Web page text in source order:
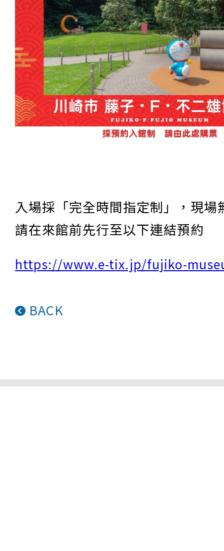
入場採「完全時間指定制」，現場
請在來館前先行至以下連結預約
https://www.e-tix.jp/fujiko-
BACK